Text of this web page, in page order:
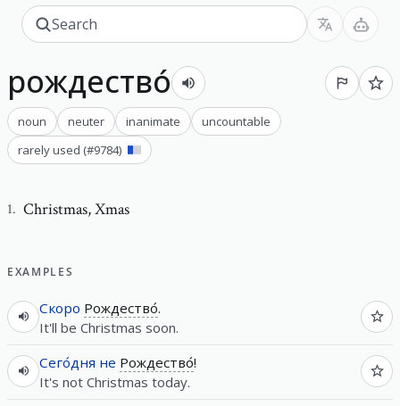
рождество́
noun neuter inanimate
uncountable
rarely used (#9784)
1. Christmas,Xmas
EXAMPLES
Скоро Рождество́.
It'll be Christmas soon.
Сего́дня не Рождество́!
It's not Christmas today.